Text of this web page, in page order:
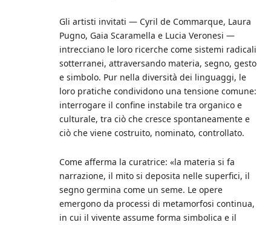
Gli artisti invitati — Cyril de Commarque, Laura
Pugno, Gaia Scaramella e Lucia Veronesi —
intrecciano le loro ricerche come sistemi radicali
sotterranei, attraversando materia, segno, gesto
e simbolo. Pur nella diversità dei linguaggi, le
loro pratiche condividono una tensione comune:
interrogare il confine instabile tra organico e
culturale, tra ciò che cresce spontaneamente e
ciò che viene costruito, nominato, controllato.
Come afferma la curatrice: «la materia si fa
narrazione, il mito si deposita nelle superfici, il
segno germina come un seme. Le opere
emergono da processi di metamorfosi continua,
in cui il vivente assume forma simbolica e il